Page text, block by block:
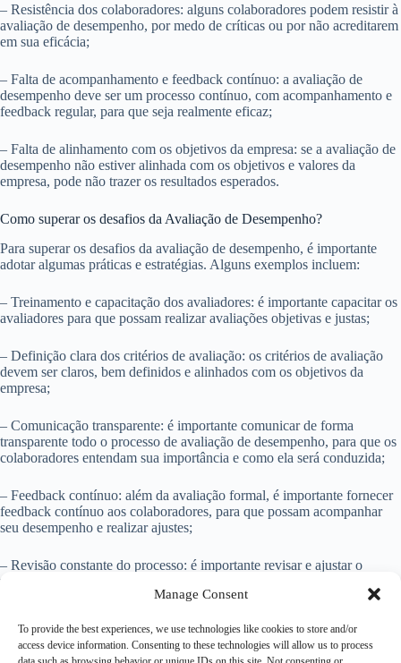
Manage Consent
To provide the best experiences, we use technologies like cookies to store and/or
access device information. Consenting to these technologies will allow us to process
– Resistência dos colaboradores: alguns colaboradores podem resistir à
avaliação de desempenho, por medo de críticas ou por não acreditarem
em sua eficácia;
– Falta de acompanhamento e feedback contínuo: a avaliação de
desempenho deve ser um processo contínuo, com acompanhamento e
feedback regular, para que seja realmente eficaz;
– Falta de alinhamento com os objetivos da empresa: se a avaliação de
desempenho não estiver alinhada com os objetivos e valores da
empresa, pode não trazer os resultados esperados.
Como superar os desafios da Avaliação de Desempenho?
Para superar os desafios da avaliação de desempenho, é importante
adotar algumas práticas e estratégias. Alguns exemplos incluem:
– Treinamento e capacitação dos avaliadores: é importante capacitar os
avaliadores para que possam realizar avaliações objetivas e justas;
– Definição clara dos critérios de avaliação: os critérios de avaliação
devem ser claros, bem definidos e alinhados com os objetivos da
empresa;
– Comunicação transparente: é importante comunicar de forma
transparente todo o processo de avaliação de desempenho, para que os
colaboradores entendam sua importância e como ela será conduzida;
– Feedback contínuo: além da avaliação formal, é importante fornecer
feedback contínuo aos colaboradores, para que possam acompanhar
seu desempenho e realizar ajustes;
– Revisão constante do processo: é importante revisar e ajustar o
processo de avaliação de desempenho regularmente, com base no
feedback dos colaboradores e nos resultados obtidos.
Conclusão